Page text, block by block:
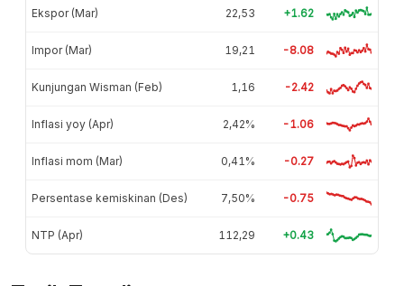
Ekspor (Mar) 22,53 +1.62
Impor (Mar) 19,21 -8.08
Kunjungan Wisman (Feb) 1,16 -2.42
Inflasi yoy (Apr) 2,42% -1.06
Inflasi mom (Mar) 0,41% -0.27
Persentase kemiskinan (Des) 7,50% -0.75
NTP (Apr) 112,29 +0.43